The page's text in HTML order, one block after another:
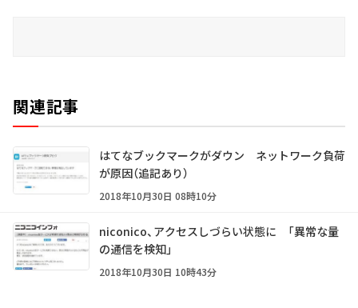
関連記事
はてなブックマークがダウン ネットワーク負荷
が原因（追記あり）
2018年10月30日 08時10分
niconico、アクセスしづらい状態に 「異常な量
の通信を検知」
2018年10月30日 10時43分